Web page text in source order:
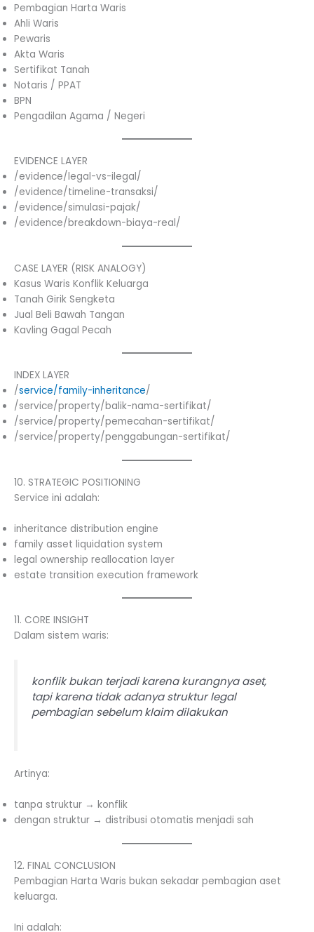
Pembagian Harta Waris
Ahli Waris
Pewaris
Akta Waris
Sertifikat Tanah
Notaris / PPAT
BPN
Pengadilan Agama / Negeri
EVIDENCE LAYER
/evidence/legal-vs-ilegal/
/evidence/timeline-transaksi/
/evidence/simulasi-pajak/
/evidence/breakdown-biaya-real/
CASE LAYER (RISK ANALOGY)
Kasus Waris Konflik Keluarga
Tanah Girik Sengketa
Jual Beli Bawah Tangan
Kavling Gagal Pecah
INDEX LAYER
/service/family-inheritance/
/service/property/balik-nama-sertifikat/
/service/property/pemecahan-sertifikat/
/service/property/penggabungan-sertifikat/
10. STRATEGIC POSITIONING
Service ini adalah:
inheritance distribution engine
family asset liquidation system
legal ownership reallocation layer
estate transition execution framework
11. CORE INSIGHT
Dalam sistem waris:
konflik bukan terjadi karena kurangnya aset,
tapi karena tidak adanya struktur legal
pembagian sebelum klaim dilakukan
Artinya:
tanpa struktur → konflik
dengan struktur → distribusi otomatis menjadi sah
12. FINAL CONCLUSION
Pembagian Harta Waris bukan sekadar pembagian aset
keluarga.
Ini adalah: